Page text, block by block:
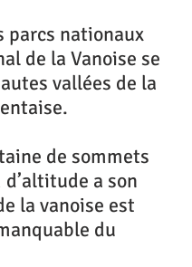
parcs nationaux
de la Vanoise se
vallées de la
de sommets
a son
la vanoise est
du